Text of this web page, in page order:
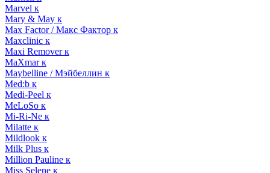
Marvel к
Mary & May к
Max Factor / Макс Фактор к
Maxclinic к
Maxi Remover к
MaXmar к
Maybelline / Мэйбеллин к
Med:b к
Medi-Peel к
MeLoSo к
Mi-Ri-Ne к
Milatte к
Mildlook к
Milk Plus к
Million Pauline к
Miss Selene к